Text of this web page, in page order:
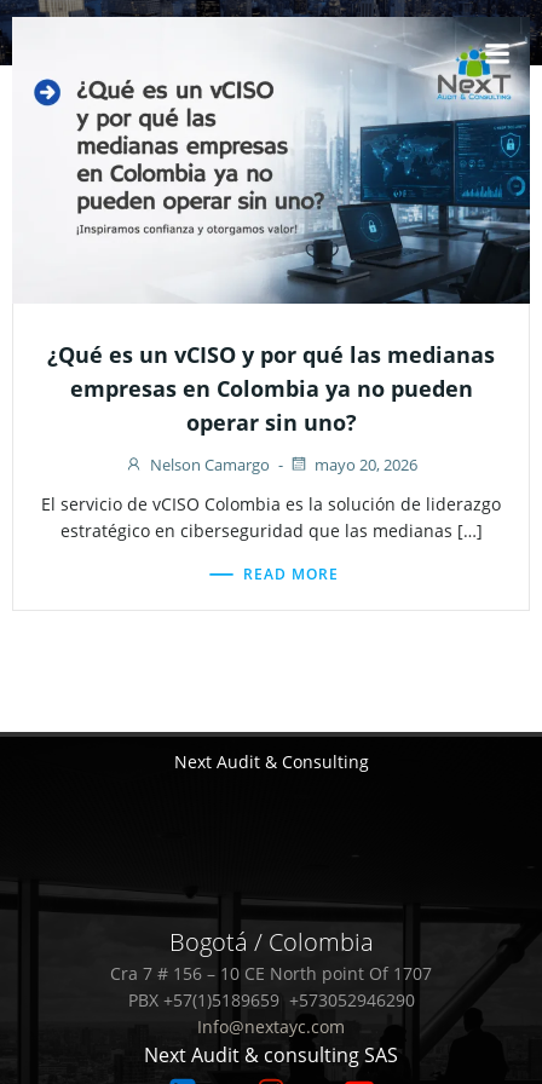
Saltar
¿Qué es un vCISO y por qué las medianas
empresas en Colombia ya no pueden
operar sin uno?
Nelson Camargo - mayo 20, 2026
El servicio de vCISO Colombia es la solución de liderazgo
estratégico en ciberseguridad que las medianas […]
READ MORE
Next Audit & Consulting
Bogotá / Colombia
Cra 7 # 156 – 10 CE North point Of 1707
PBX +57(1)5189659 +573052946290
Info@nextayc.com
Next Audit & consulting SAS